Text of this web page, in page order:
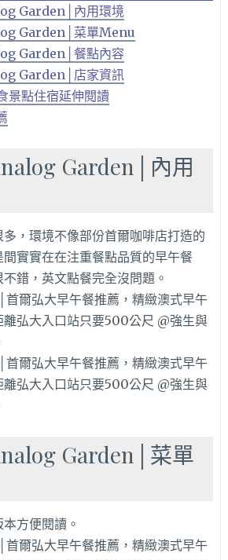
Garden│內用環境
Garden│菜單Menu
Garden│餐點內容
Garden│店家資訊
景點住宿延伸閱讀
Garden│內用
，環境不像部份首爾咖啡店打造的
實實在在注重餐點品質的早午餐
錯，英文點餐完全沒問題。
Garden│菜單
方便閱讀。